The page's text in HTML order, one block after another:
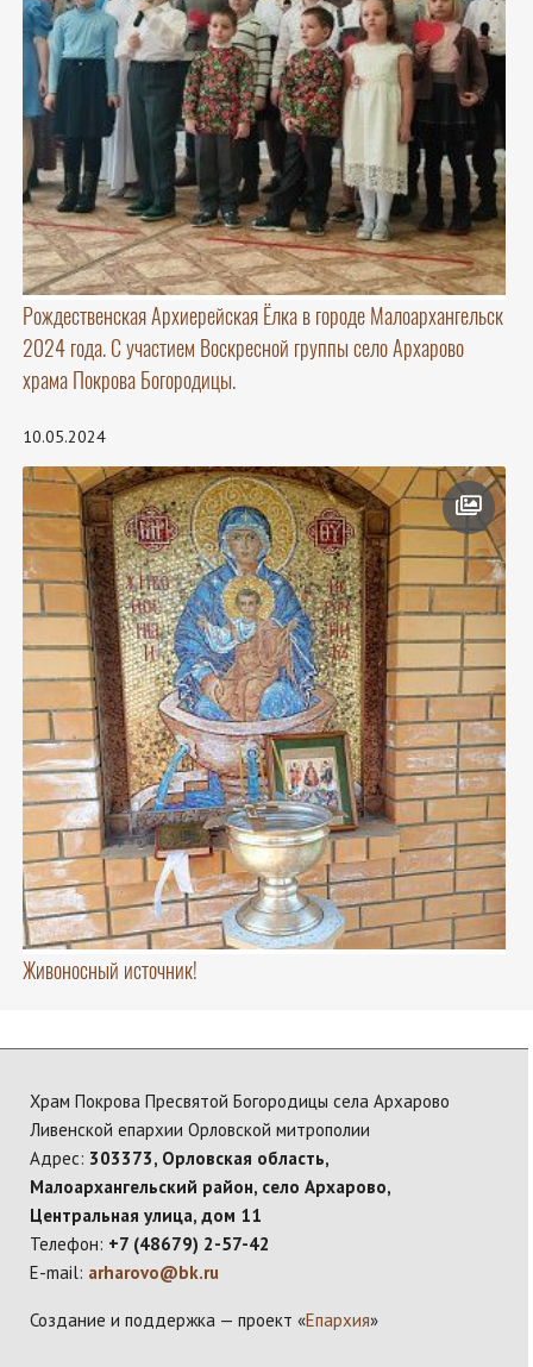
Рождественская Архиерейская Ёлка в городе Малоархангельск
2024 года. С участием Воскресной группы село Архарово
храма Покрова Богородицы.
10.05.2024
Живоносный источник!
Храм Покрова Пресвятой Богородицы села Архарово
Ливенской епархии Орловской митрополии
Адрес: 303373, Орловская область,
Малоархангельский район, село Архарово,
Центральная улица, дом 11
Телефон: +7 (48679) 2-57-42
E-mail: arharovo@bk.ru
Создание и поддержка — проект «Епархия»